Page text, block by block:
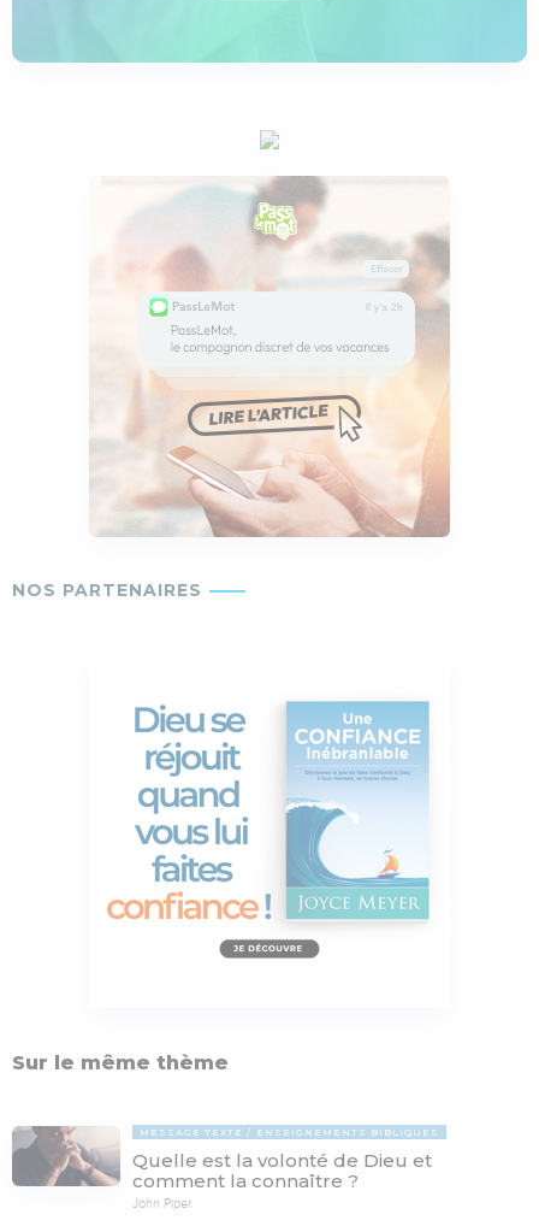
Sur le même thème
MESSAGE TEXTE ENSEIGNEMENTS BIBLIQUES
Quelle est la volonté de Dieu et
comment la connaître ?
John Piper